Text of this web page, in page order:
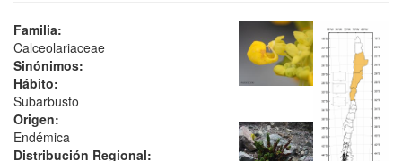
Familia:
Calceolariaceae
Sinónimos:
Hábito:
Subarbusto
Origen:
Endémica
Distribución Regional: